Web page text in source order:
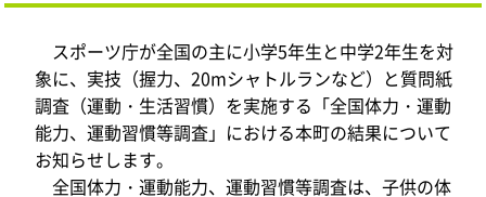
スポーツ庁が全国の主に小学5年生と中学2年生を対
象に、実技（握力、20mシャトルランなど）と質問紙
調査（運動・生活習慣）を実施する「全国体力・運動
能力、運動習慣等調査」における本町の結果について
お知らせします。
全国体力・運動能力、運動習慣等調査は、子供の体